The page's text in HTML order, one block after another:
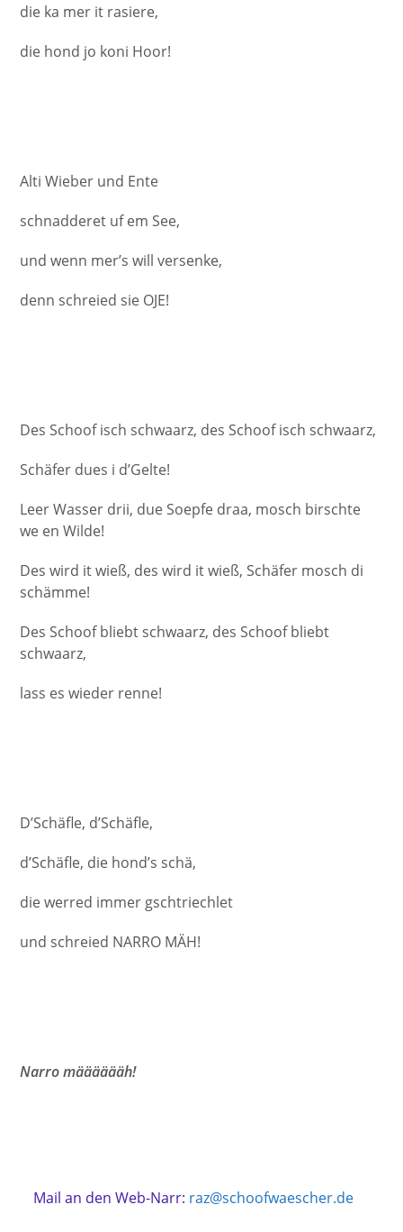
die ka mer it rasiere,
die hond jo koni Hoor!
Alti Wieber und Ente
schnadderet uf em See,
und wenn mer’s will versenke,
denn schreied sie OJE!
Des Schoof isch schwaarz, des Schoof isch schwaarz,
Schäfer dues i d’Gelte!
Leer Wasser drii, due Soepfe draa, mosch birschte
we en Wilde!
Des wird it wieß, des wird it wieß, Schäfer mosch di
schämme!
Des Schoof bliebt schwaarz, des Schoof bliebt
schwaarz,
lass es wieder renne!
D’Schäfle, d’Schäfle,
d’Schäfle, die hond’s schä,
die werred immer gschtriechlet
und schreied NARRO MÄH!
Narro määääääh!
Mail an den Web-Narr: raz@schoofwaescher.de